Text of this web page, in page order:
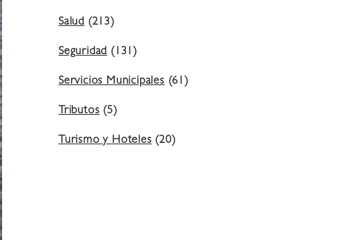
Salud (213)
Seguridad(131)
Servicios Municipales(61)
Tributos(5)
Turismo y Hoteles(20)